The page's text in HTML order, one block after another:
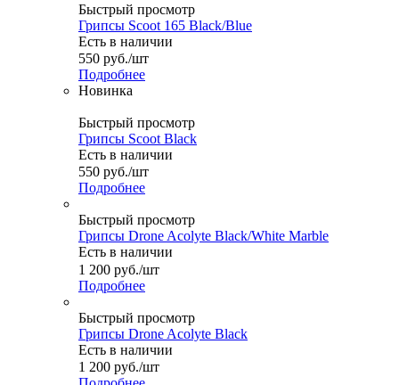
Быстрый просмотр
Грипсы Scoot 165 Black/Blue
Есть в наличии
550 руб./шт
Подробнее
Новинка
Быстрый просмотр
Грипсы Scoot Black
Есть в наличии
550 руб./шт
Подробнее
Быстрый просмотр
Грипсы Drone Acolyte Black/White Marble
Есть в наличии
1 200 руб./шт
Подробнее
Быстрый просмотр
Грипсы Drone Acolyte Black
Есть в наличии
1 200 руб./шт